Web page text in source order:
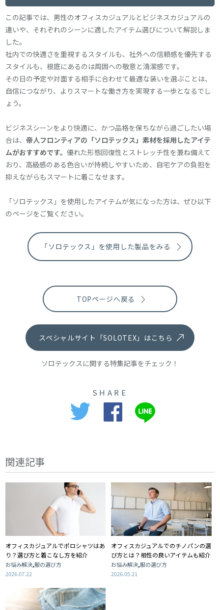
この記事では、男性のオフィスカジュアルとビジネスカジュアルの
違いや、それぞれのシーンに適したアイテム選びについて解説しま
した。
社内での快適さを重視するスタイルも、社外への信頼感を優先する
スタイルも、根底にあるのは周囲への敬意と清潔感です。
その日の予定や対面する相手に合わせて最適な装いを選ぶことは、
自信につながり、よりスマートな働き方を実現する一歩となるでし
ょう。
ビジネスシーンをより快適に、かつ品格を保ちながら過ごしたい場
合は、帝人フロンティアの「ソロテックス」素材を採用したアイテ
ムがおすすめです。優れた形態回復性とストレッチ性を兼ね備えて
おり、高級感のある色合いが持続しやすいため、自宅ケアの負担を
抑えながらもスマートに着こなせます。
「ソロテックス」を使用したアイテムが気になった方は、ぜひ以下
のページをご覧ください。
「ソロテックス」を使用した製品をみる
TOPページへ戻る
スペシャルサイト「SOLOTEX」はこちら
ソロテックスに関する特集記事をチェック！
SHARE
関連記事
オフィスカジュアルでポロシャツはあ
り？選び方と着こなし方を紹介
お悩み解決,服の選び方
2026.07.22
オフィスカジュアルでのチノパンの選
び方とは？相性の良いアイテムも紹介
お悩み解決,服の選び方
2026.05.21